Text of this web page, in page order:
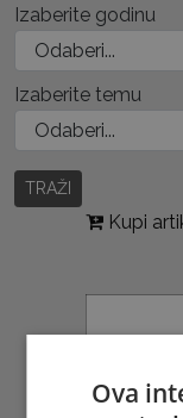
Izaberite godinu
Izaberite temu
TRAŽI
Kupi
Ova